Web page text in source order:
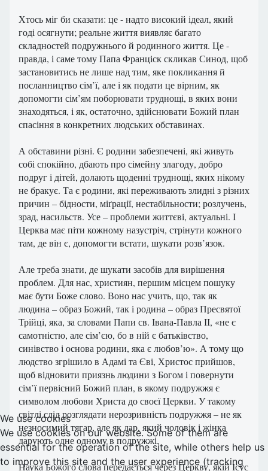
Хтось міг би сказати: це - надто високий ідеал, який
годі осягнути; реальне життя виявляє багато
складностей подружнього й родинного життя. Це -
правда, і саме тому Папа Франціск скликав Синод, щоб
застановитись не лише над тим, яке покликання й
посланництво сім’ї, але і як подати це вірним, як
допомогти сім’ям поборювати труднощі, в яких вони
знаходяться, і як, остаточно, здійснювати Божий план
спасіння в конкретних людських обставинах.
А обставини різні. Є родини забезпечені, які живуть
собі спокійно, дбають про сімейну злагоду, добро
подруг і дітей, долають щоденні труднощі, яких нікому
не бракує. Та є родини, які переживають злидні з різних
причин – бідности, міґрації, нестабільности; розлучень,
зрад, насильств. Усе – проблеми життєві, актуальні. І
Церква має піти кожному назустріч, стрінути кожного
там, де він є, допомогти встати, шукати розв’язок.
Але треба знати, де шукати засобів для вирішення
проблем. Для нас, християн, першим місцем пошуку
має бути Боже слово. Воно нас учить, що, так як
людина – образ Божий, так і родина – образ Пресвятої
Трійці, яка, за словами Папи св. Івана-Павла ІІ, «не є
самотністю, але сім’єю, бо в ній є батьківство,
синівство і основа родини, яка є любов’ю». А тому що
людство згрішило в Адамі та Єві, Христос прийшов,
щоб відновити приязнь людини з Богом і повернути
сім’ї первісний Божий план, в якому подружжя є
символом любови Христа до своєї Церкви. У такому
світлі слід розглядати нерозривність подружжя – не як
незносимий тягар, але як дар, який чоловік і жінка
дарують одне одному в подружжі.
Наука Божого слова передається через Церкву, якій Ісус
We use cookies
We use cookies on our website. Some of them are
essential for the operation of the site, while others help us
to improve this site and the user experience (tracking